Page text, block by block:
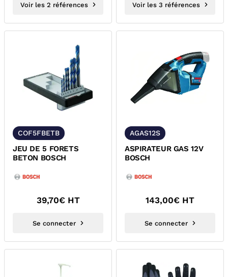
Voir les 2 références Voir les 3 références
COF5FBETB
JEU DE 5 FORETS
BETON BOSCH
39,70€ HT
Se connecter
AGAS12S
ASPIRATEUR GAS 12V
BOSCH
143,00€ HT
Se connecter